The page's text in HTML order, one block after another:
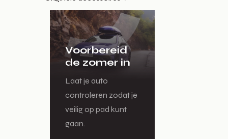
Voorbereid
de zomer in
Laat je auto
controleren zodat je
veilig op pad kunt
gaan.